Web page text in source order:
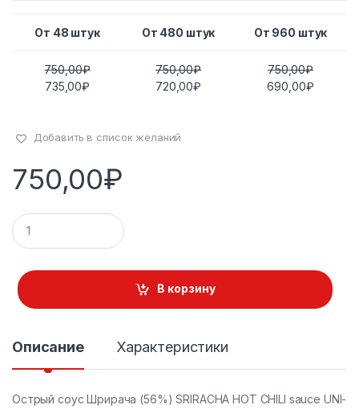
От 48 штук От 480 штук От 960 штук
750,00₽
735,00₽
750,00₽
720,00₽
750,00₽
690,00₽
Добавить в список желаний
750,00₽
К
о
л
е
о
В корзину
Описание Характеристики
Острый соус Шрирача (56%) SRIRACHA HOT CHILI sauce UNI-